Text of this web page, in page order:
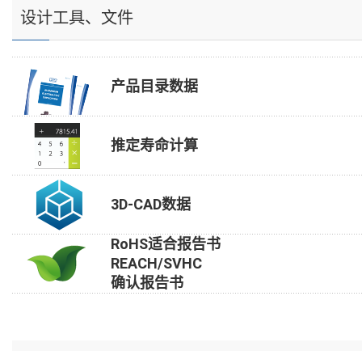
设计工具、文件
产品目录数据
推定寿命计算
3D-CAD数据
RoHS适合报告书
REACH/SVHC
确认报告书